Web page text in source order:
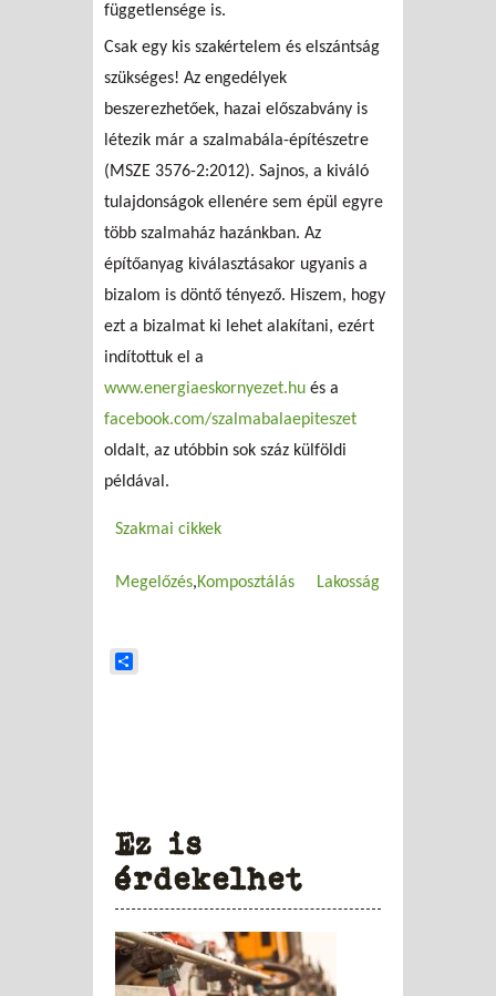
függetlensége is.
Csak egy kis szakértelem és elszántság
szükséges! Az engedélyek
beszerezhetőek, hazai előszabvány is
létezik már a szalmabála-építészetre
(MSZE 3576-2:2012). Sajnos, a kiváló
tulajdonságok ellenére sem épül egyre
több szalmaház hazánkban. Az
építőanyag kiválasztásakor ugyanis a
bizalom is döntő tényező. Hiszem, hogy
ezt a bizalmat ki lehet alakítani, ezért
indítottuk el a
www.energiaeskornyezet.hu és a
facebook.com/szalmabalaepiteszet
oldalt, az utóbbin sok száz külföldi
példával.
Szakmai cikkek
Megelőzés Komposztálás Lakosság
Ez is
érdekelhet